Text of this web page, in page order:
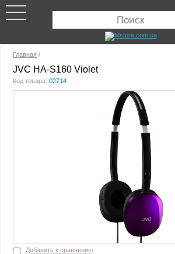
Главная /
JVC HA-S160 Violet
Код товара:02714
Добавить к сравнению